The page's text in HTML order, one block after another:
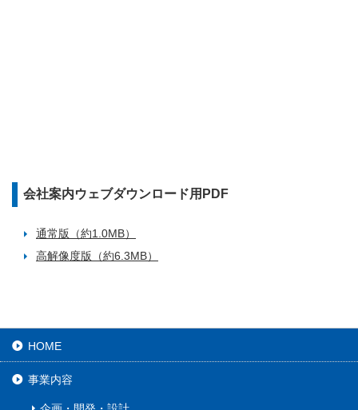
会社案内ウェブダウンロード用PDF
通常版（約1.0MB）
高解像度版（約6.3MB）
HOME
事業内容